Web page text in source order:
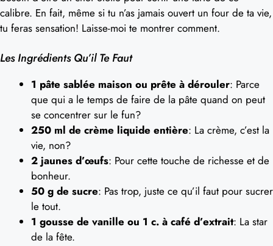
calibre. En fait, même si tu n’as jamais ouvert un four de ta vie,
tu feras sensation! Laisse-moi te montrer comment.
Les Ingrédients Qu’il Te Faut
1 pâte sablée maison ou prête à dérouler: Parce
que qui a le temps de faire de la pâte quand on peut
se concentrer sur le fun?
250 ml de crème liquide entière: La crème, c’est la
vie, non?
2 jaunes d’œufs: Pour cette touche de richesse et de
bonheur.
50 g de sucre: Pas trop, juste ce qu’il faut pour sucrer
le tout.
1 gousse de vanille ou 1 c. à café d’extrait: La star
de la fête.